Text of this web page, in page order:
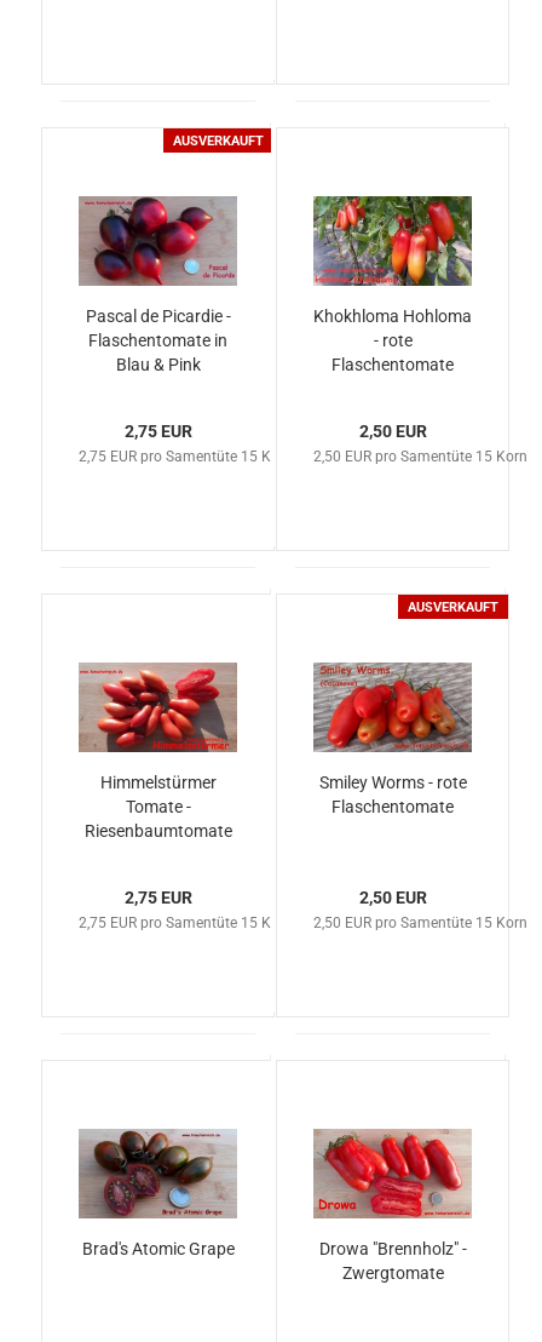
AUSVERKAUFT
Pascal de Picardie -
Flaschentomate in
Blau & Pink
2,75 EUR
2,75 EUR pro Samentüte 15 Korn
Khokhloma Hohloma
- rote
Flaschentomate
2,50 EUR
2,50 EUR pro Samentüte 15 Korn
Himmelstürmer
Tomate -
Riesenbaumtomate
2,75 EUR
2,75 EUR pro Samentüte 15 Korn
AUSVERKAUFT
Smiley Worms - rote
Flaschentomate
2,50 EUR
2,50 EUR pro Samentüte 15 Korn
Brad's Atomic Grape
Drowa "Brennholz" -
Zwergtomate